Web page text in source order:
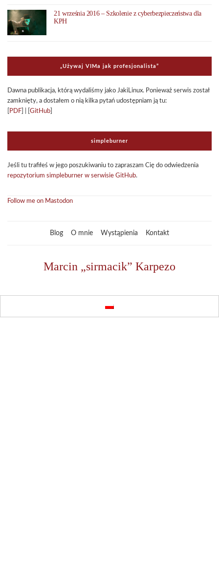
21 września 2016 – Szkolenie z cyberbezpieczeństwa dla
KPH
„Uży­waj VIMa jak pro­fe­sjo­na­li­sta”
Dawna publi­ka­cja, którą wyda­li­śmy jako Jaki­Li­nux. Ponie­waż ser­wis został
zamknięty, a dosta­łem o nią kilka pytań udo­stęp­niam ją tu:
PDF GitHub
sim­ple­bur­ner
Jeśli tu tra­fi­łeś w jego poszu­ki­wa­niu to zapra­szam Cię do odwie­dze­nia
repo­zy­to­rium sim­ple­bur­ner w ser­wi­sie GitHub.
Follow me on Mastodon
Blog O mnie Wystąpienia Kontakt
Marcin „sirmacik” Karpezo